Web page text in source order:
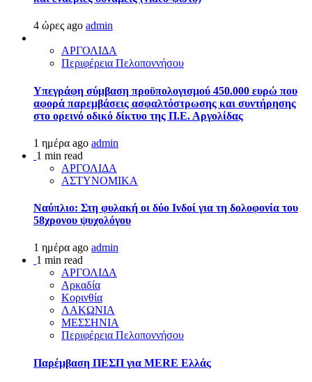
4 ώρες ago admin
ΑΡΓΟΛΙΔΑ
Περιφέρεια Πελοποννήσου
Υπεγράφη σύμβαση προϋπολογισμού 450.000 ευρώ που
αφορά παρεμβάσεις ασφαλτόστρωσης και συντήρησης
στο ορεινό οδικό δίκτυο της Π.Ε. Αργολίδας
1 ημέρα ago admin
1 min read
ΑΡΓΟΛΙΔΑ
ΑΣΤΥΝΟΜΙΚΑ
Ναύπλιο: Στη φυλακή οι δύο Ινδοί για τη δολοφονία του
58χρονου ψυχολόγου
1 ημέρα ago admin
1 min read
ΑΡΓΟΛΙΔΑ
Αρκαδία
Κορινθία
ΛΑΚΩΝΙΑ
ΜΕΣΣΗΝΙΑ
Περιφέρεια Πελοποννήσου
Παρέμβαση ΠΕΣΠ για MERE Ελλάς